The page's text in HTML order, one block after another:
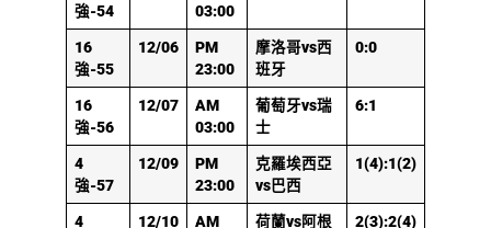
強-54
03:00
16
強-55
12/06
PM
23:00
摩洛哥vs西
班牙
0:0
16
強-56
12/07
AM
03:00
葡萄牙vs瑞
士
6:1
4
強-57
12/09
PM
23:00
克羅埃西亞
vs巴西
1(4):1(2)
4
12/10
AM
荷蘭vs阿根
2(3):2(4)